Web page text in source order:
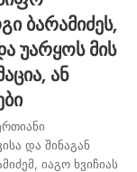
ბარამიძეს,
უარყოს მის
ან
და შინაგან
იაგო ხვიჩიას